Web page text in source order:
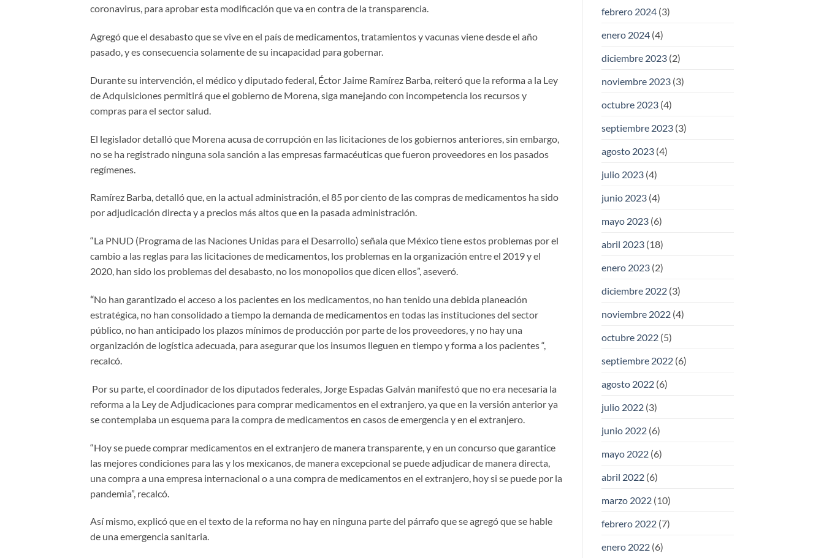
coronavirus, para aprobar esta modificación que va en contra de la transparencia.
Agregó que el desabasto que se vive en el país de medicamentos, tratamientos y vacunas viene desde el año
pasado, y es consecuencia solamente de su incapacidad para gobernar.
Durante su intervención, el médico y diputado federal, Éctor Jaime Ramírez Barba, reiteró que la reforma a la Ley
de Adquisiciones permitirá que el gobierno de Morena, siga manejando con incompetencia los recursos y
compras para el sector salud.
El legislador detalló que Morena acusa de corrupción en las licitaciones de los gobiernos anteriores, sin embargo,
no se ha registrado ninguna sola sanción a las empresas farmacéuticas que fueron proveedores en los pasados
regímenes.
Ramírez Barba, detalló que, en la actual administración, el 85 por ciento de las compras de medicamentos ha sido
por adjudicación directa y a precios más altos que en la pasada administración.
“La PNUD (Programa de las Naciones Unidas para el Desarrollo) señala que México tiene estos problemas por el
cambio a las reglas para las licitaciones de medicamentos, los problemas en la organización entre el 2019 y el
2020, han sido los problemas del desabasto, no los monopolios que dicen ellos”, aseveró.
“No han garantizado el acceso a los pacientes en los medicamentos, no han tenido una debida planeación
estratégica, no han consolidado a tiempo la demanda de medicamentos en todas las instituciones del sector
público, no han anticipado los plazos mínimos de producción por parte de los proveedores, y no hay una
organización de logística adecuada, para asegurar que los insumos lleguen en tiempo y forma a los pacientes “,
recalcó.
Por su parte, el coordinador de los diputados federales, Jorge Espadas Galván manifestó que no era necesaria la
reforma a la Ley de Adjudicaciones para comprar medicamentos en el extranjero, ya que en la versión anterior ya
se contemplaba un esquema para la compra de medicamentos en casos de emergencia y en el extranjero.
“Hoy se puede comprar medicamentos en el extranjero de manera transparente, y en un concurso que garantice
las mejores condiciones para las y los mexicanos, de manera excepcional se puede adjudicar de manera directa,
una compra a una empresa internacional o a una compra de medicamentos en el extranjero, hoy si se puede por la
pandemia”, recalcó.
Así mismo, explicó que en el texto de la reforma no hay en ninguna parte del párrafo que se agregó que se hable
de una emergencia sanitaria.
febrero 2024(3)
enero 2024(4)
diciembre 2023(2)
noviembre 2023(3)
octubre 2023(4)
septiembre 2023(3)
agosto 2023(4)
julio 2023(4)
junio 2023(4)
mayo 2023(6)
abril 2023(18)
enero 2023(2)
diciembre 2022(3)
noviembre 2022(4)
octubre 2022(5)
septiembre 2022(6)
agosto 2022(6)
julio 2022(3)
junio 2022(6)
mayo 2022(6)
abril 2022(6)
marzo 2022(10)
febrero 2022(7)
enero 2022(6)